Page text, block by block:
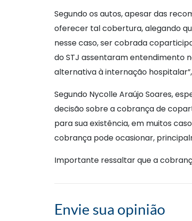
Segundo os autos, apesar das
oferecer tal cobertura, alegando
nesse caso, ser cobrada
do STJ assentaram entendimento
alternativa à internação
Segundo Nycolle Araújo Soares,
decisão sobre a cobrança de
para sua existência, em muitos
cobrança pode ocasionar,
Importante ressaltar que a
Envie sua opinião